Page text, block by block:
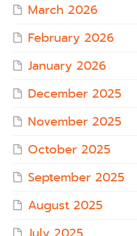
March 2026
February 2026
January 2026
December 2025
November 2025
October 2025
September 2025
August 2025